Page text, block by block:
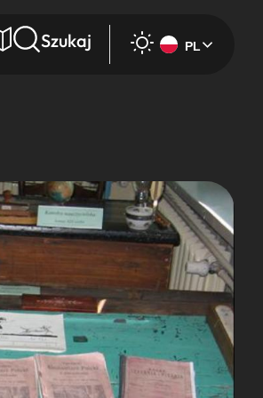
Szukaj PL
Wyszukaj